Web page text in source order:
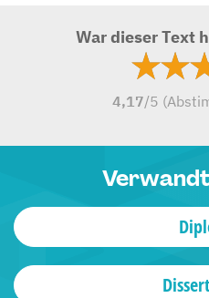
War dieser Text
4,17/5